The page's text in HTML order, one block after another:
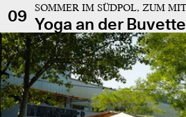
09
SOMMER IM SÜDPOL, ZUM
Yoga an der Buvette